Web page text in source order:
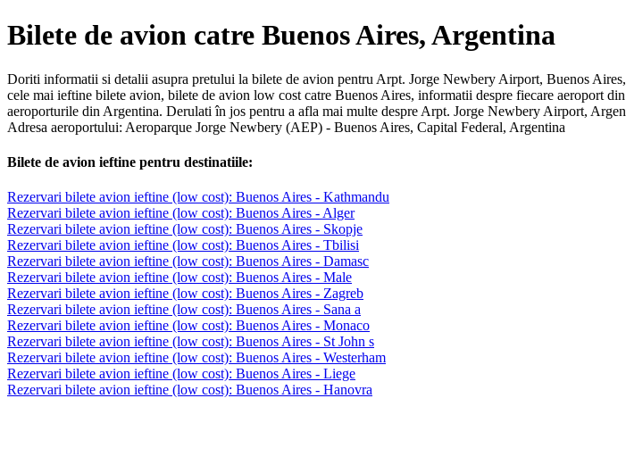
Bilete de avion catre Buenos Aires, Argentina
Doriti informatii si detalii asupra pretului la bilete de avion pentru Arpt. Jorge Newbery Airport, Buenos
cele mai ieftine bilete avion, bilete de avion low cost catre Buenos Aires, informatii despre fiecare aeroport
aeroporturile din Argentina. Derulati în jos pentru a afla mai multe despre Arpt. Jorge Newbery Airport,
Adresa aeroportului: Aeroparque Jorge Newbery (AEP) - Buenos Aires, Capital Federal, Argentina
Bilete de avion ieftine pentru destinatiile:
Rezervari bilete avion ieftine (low cost): Buenos Aires - Kathmandu
Rezervari bilete avion ieftine (low cost): Buenos Aires - Alger
Rezervari bilete avion ieftine (low cost): Buenos Aires - Skopje
Rezervari bilete avion ieftine (low cost): Buenos Aires - Tbilisi
Rezervari bilete avion ieftine (low cost): Buenos Aires - Damasc
Rezervari bilete avion ieftine (low cost): Buenos Aires - Male
Rezervari bilete avion ieftine (low cost): Buenos Aires - Zagreb
Rezervari bilete avion ieftine (low cost): Buenos Aires - Sana a
Rezervari bilete avion ieftine (low cost): Buenos Aires - Monaco
Rezervari bilete avion ieftine (low cost): Buenos Aires - St John s
Rezervari bilete avion ieftine (low cost): Buenos Aires - Westerham
Rezervari bilete avion ieftine (low cost): Buenos Aires - Liege
Rezervari bilete avion ieftine (low cost): Buenos Aires - Hanovra